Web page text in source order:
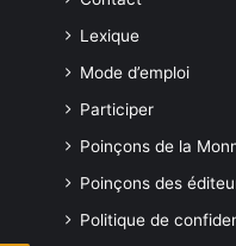
Lexique
Mode d’emploi
Participer
Poinçons de la
Poinçons des
Politique de